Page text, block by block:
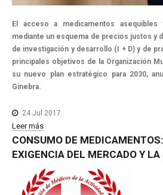
El acceso a medicamentos
mediante un esquema de precios justos y
de investigación y desarrollo (I + D) y de
principales objetivos de la Organización
su nuevo plan estratégico para 2030,
Ginebra.
24 Jul 2017
Leer más
CONSUMO DE MEDICAMENTOS:
EXIGENCIA DEL MERCADO Y LA